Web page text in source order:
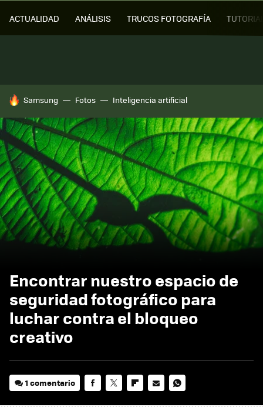
ACTUALIDAD ANÁLISIS TRUCOS FOTOGRAFÍA
HOY SE HABLA DE
Samsung Fotos Inteligencia artificial
Encontrar nuestro espacio de
seguridad fotográfico para
luchar contra el bloqueo
creativo
1 comentario